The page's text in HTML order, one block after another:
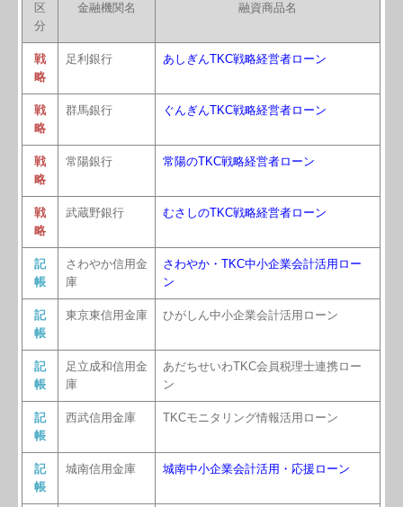
区
分
金融機関名 融資商品名
戦
略
足利銀行 あしぎんTKC戦略経営者ローン
戦
略
群馬銀行 ぐんぎんTKC戦略経営者ローン
戦
略
常陽銀行 常陽のTKC戦略経営者ローン
戦
略
武蔵野銀行 むさしのTKC戦略経営者ローン
記
帳
さわやか信用金
庫
さわやか・TKC中小企業会計活用ロー
ン
記
帳
東京東信用金庫 ひがしん中小企業会計活用ローン
記
帳
足立成和信用金
庫
あだちせいわTKC会員税理士連携ロー
ン
記
帳
西武信用金庫 TKCモニタリング情報活用ローン
記
帳
城南信用金庫 城南中小企業会計活用・応援ローン